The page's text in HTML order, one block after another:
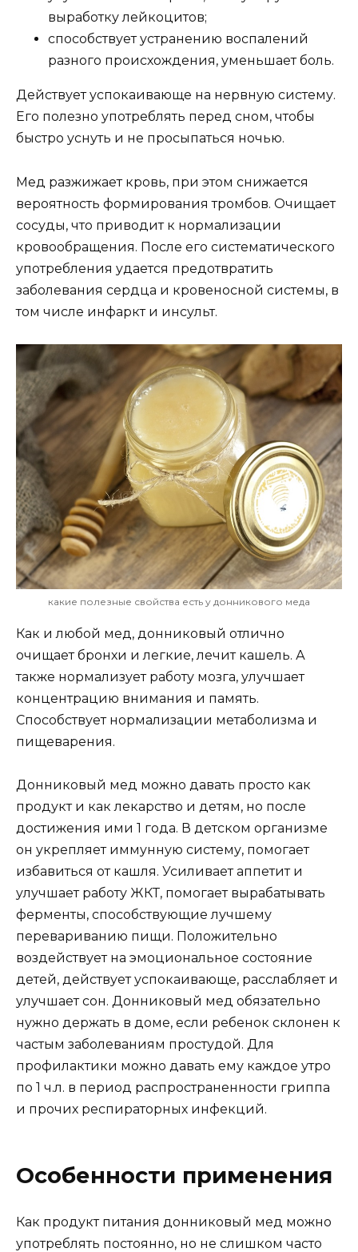
выработку лейкоцитов;
способствует устранению воспалений
разного происхождения, уменьшает боль.
Действует успокаивающе на нервную систему.
Его полезно употреблять перед сном, чтобы
быстро уснуть и не просыпаться ночью.
Мед разжижает кровь, при этом снижается
вероятность формирования тромбов. Очищает
сосуды, что приводит к нормализации
кровообращения. После его систематического
употребления удается предотвратить
заболевания сердца и кровеносной системы, в
том числе инфаркт и инсульт.
какие полезные свойства есть у донникового меда
Как и любой мед, донниковый отлично
очищает бронхи и легкие, лечит кашель. А
также нормализует работу мозга, улучшает
концентрацию внимания и память.
Способствует нормализации метаболизма и
пищеварения.
Донниковый мед можно давать просто как
продукт и как лекарство и детям, но после
достижения ими 1 года. В детском организме
он укрепляет иммунную систему, помогает
избавиться от кашля. Усиливает аппетит и
улучшает работу ЖКТ, помогает вырабатывать
ферменты, способствующие лучшему
перевариванию пищи. Положительно
воздействует на эмоциональное состояние
детей, действует успокаивающе, расслабляет и
улучшает сон. Донниковый мед обязательно
нужно держать в доме, если ребенок склонен к
частым заболеваниям простудой. Для
профилактики можно давать ему каждое утро
по 1 ч.л. в период распространенности гриппа
и прочих респираторных инфекций.
Особенности применения
Как продукт питания донниковый мед можно
употреблять постоянно, но не слишком часто